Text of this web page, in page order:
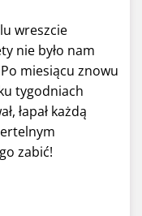
wreszcie
nie było nam
miesiącu znowu
tygodniach
łapał każdą
zabić!